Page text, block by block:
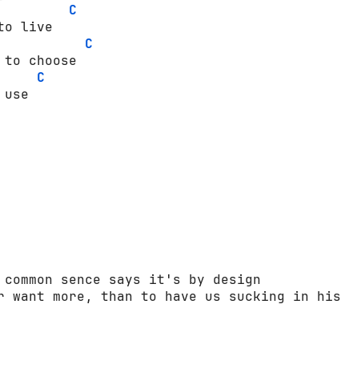
C
C
C
sence says it's by design
want more, than to have us sucking in his